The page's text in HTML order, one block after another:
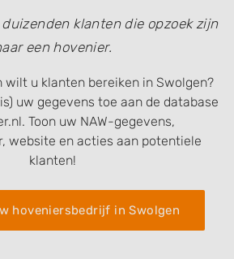
klanten die opzoek zijn
een hovenier.
wilt u klanten bereiken in Swolgen?
uw gegevens toe aan de database
Toon uw NAW-gegevens,
website en acties aan potentiele
klanten!
hoveniersbedrijf in Swolgen